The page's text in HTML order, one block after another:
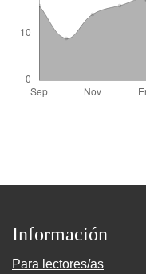
Información
Para lectores/as